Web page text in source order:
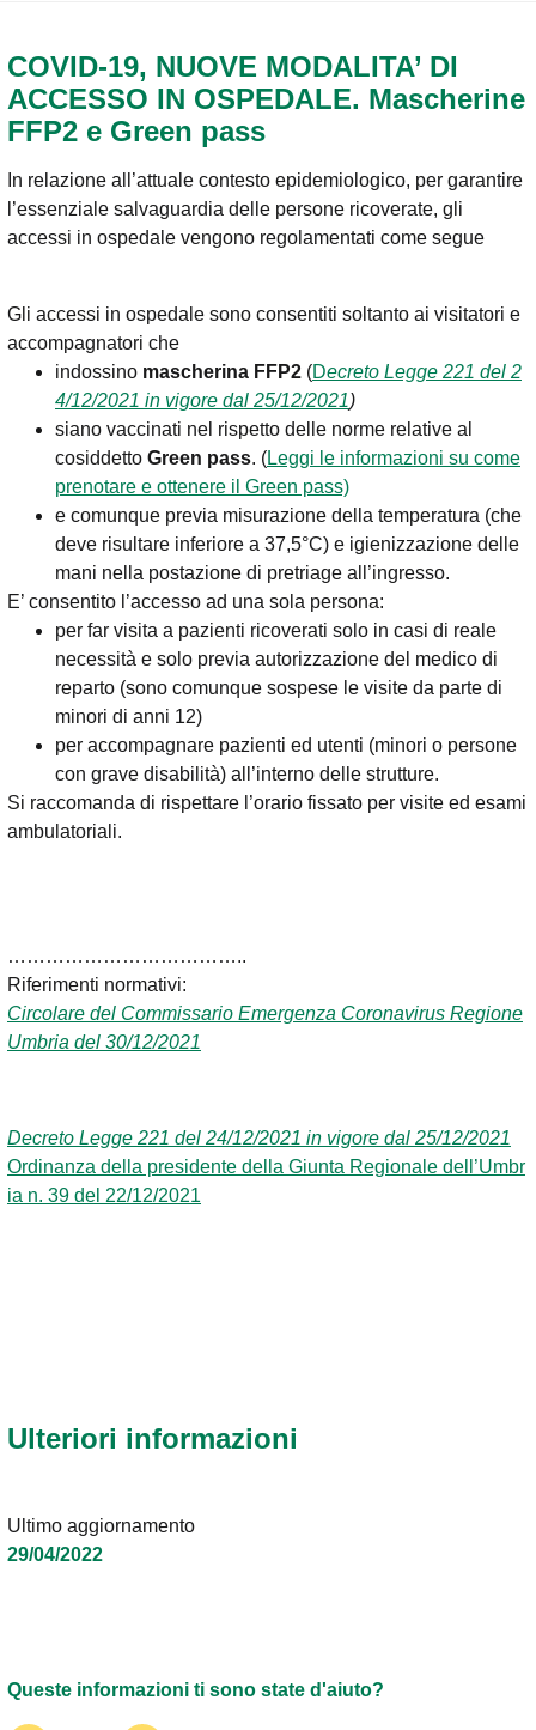
COVID-19, NUOVE MODALITA’ DI
ACCESSO IN OSPEDALE. Mascherine
FFP2 e Green pass
In relazione all’attuale contesto epidemiologico, per garantire
l’essenziale salvaguardia delle persone ricoverate, gli
accessi in ospedale vengono regolamentati come segue
Gli accessi in ospedale sono consentiti soltanto ai visitatori e
accompagnatori che
indossino mascherina FFP2 (Decreto Legge 221 del 2
4/12/2021 in vigore dal 25/12/2021)
siano vaccinati nel rispetto delle norme relative al
cosiddetto Green pass. (Leggi le informazioni su come
prenotare e ottenere il Green pass)
e comunque previa misurazione della temperatura (che
deve risultare inferiore a 37,5°C) e igienizzazione delle
mani nella postazione di pretriage all’ingresso.
E’ consentito l’accesso ad una sola persona:
per far visita a pazienti ricoverati solo in casi di reale
necessità e solo previa autorizzazione del medico di
reparto (sono comunque sospese le visite da parte di
minori di anni 12)
per accompagnare pazienti ed utenti (minori o persone
con grave disabilità) all’interno delle strutture.
Si raccomanda di rispettare l’orario fissato per visite ed esami
ambulatoriali.
………………………………..
Riferimenti normativi:
Circolare del Commissario Emergenza Coronavirus Regione
Umbria del 30/12/2021
Decreto Legge 221 del 24/12/2021 in vigore dal 25/12/2021
Ordinanza della presidente della Giunta Regionale dell’Umbr
ia n. 39 del 22/12/2021
Ulteriori informazioni
Ultimo aggiornamento
29/04/2022
Queste informazioni ti sono state d'aiuto?